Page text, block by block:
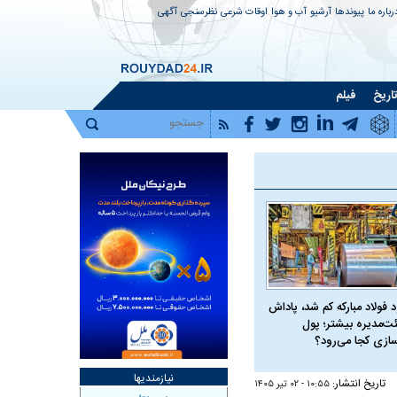
ما پیوندها آرشیو آب و هوا اوقات شرعی نظرسنجی آگهی
تاریخ فیلم
فولاد مبارکه کم شد، پاداش
بیشتر؛ پول
کجا می‌رود؟
تاریخ انتشار: ۱۰:۵۵ - ۰۲ تير ۱۴۰۵ نیازمندیها